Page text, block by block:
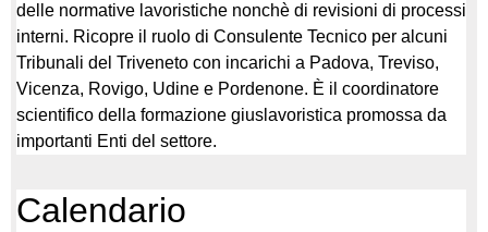
delle normative lavoristiche nonchè di revisioni di processi
interni. Ricopre il ruolo di Consulente Tecnico per alcuni
Tribunali del Triveneto con incarichi a Padova, Treviso,
Vicenza, Rovigo, Udine e Pordenone. È il coordinatore
scientifico della formazione giuslavoristica promossa da
importanti Enti del settore.
Calendario